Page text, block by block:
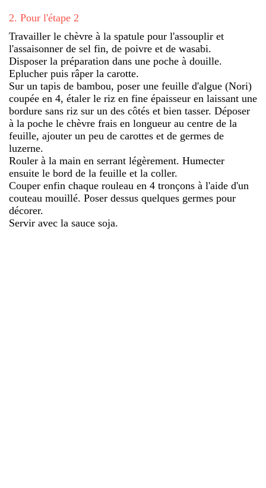
2. Pour l'étape 2
Travailler le chèvre à la spatule pour l'assouplir et
l'assaisonner de sel fin, de poivre et de wasabi.
Disposer la préparation dans une poche à douille.
Eplucher puis râper la carotte.
Sur un tapis de bambou, poser une feuille d'algue (Nori)
coupée en 4, étaler le riz en fine épaisseur en laissant une
bordure sans riz sur un des côtés et bien tasser. Déposer
à la poche le chèvre frais en longueur au centre de la
feuille, ajouter un peu de carottes et de germes de
luzerne.
Rouler à la main en serrant légèrement. Humecter
ensuite le bord de la feuille et la coller.
Couper enfin chaque rouleau en 4 tronçons à l'aide d'un
couteau mouillé. Poser dessus quelques germes pour
décorer.
Servir avec la sauce soja.